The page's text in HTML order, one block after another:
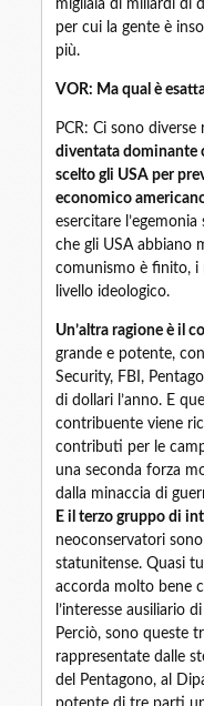
migliaia di miliardi di
per cui la gente è
più.
VOR: Ma qual è
PCR: Ci sono
diventata dominante
scelto gli USA per
economico
esercitare
che gli USA abbiano
comunismo è finito, i
livello ideologico.
Un’altra ragione è il
grande e potente,
Security, FBI,
di dollari l’anno. E
contribuente viene
contributi per le
una seconda forza
dalla minaccia di
E il terzo gruppo di
neoconservatori
statunitense. Quasi
accorda molto bene
l’interesse ausiliario
Perciò, sono queste
rappresentate dalle
del Pentagono, al